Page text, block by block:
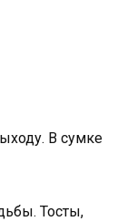
В сумке
Тосты,